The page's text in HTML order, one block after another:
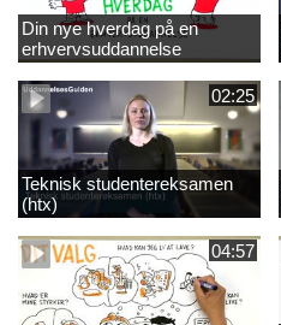
Din nye hverdag på en
erhvervsuddannelse
02:25
Teknisk studentereksamen
(htx)
04:57